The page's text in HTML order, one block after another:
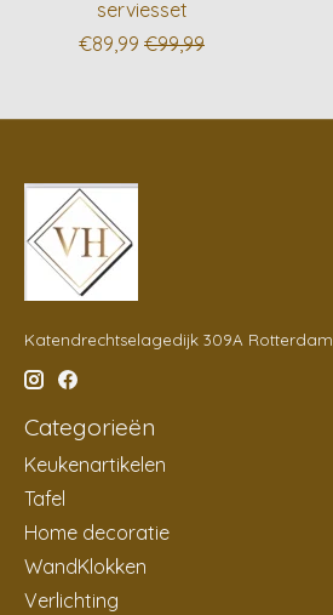
serviesset
€89,99 €99,99
Katendrechtselagedijk 309A Rotterdam
Categorieën
Keukenartikelen
Tafel
Home decoratie
WandKlokken
Verlichting